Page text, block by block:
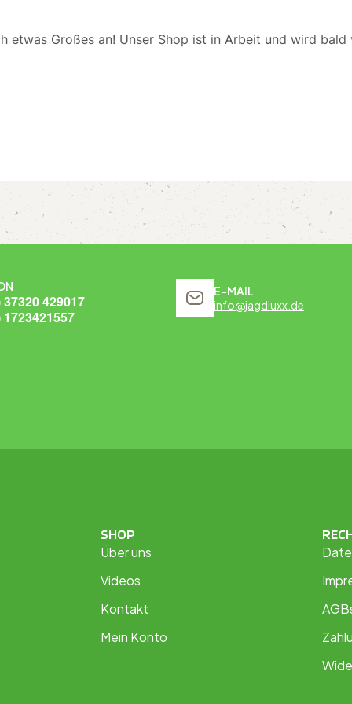
etwas Großes an! Unser Shop ist in Arbeit und wird
37320 429017
1723421557
E-MAIL
info@jagdluxx.de
SHOP
Über uns
Videos
Kontakt
Mein Konto